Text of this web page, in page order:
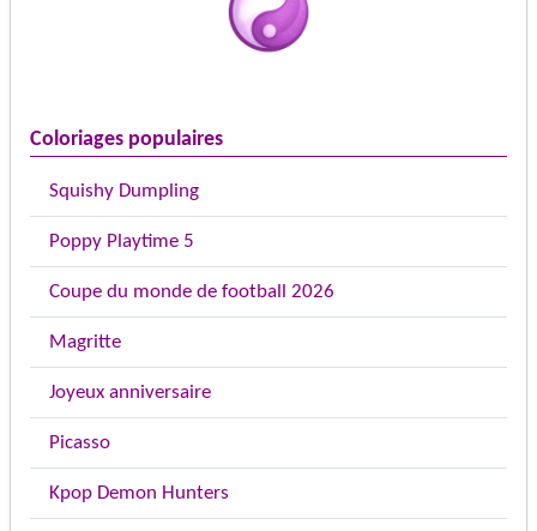
Coloriages populaires
Squishy Dumpling
Poppy Playtime 5
Coupe du monde de football 2026
Magritte
Joyeux anniversaire
Picasso
Kpop Demon Hunters